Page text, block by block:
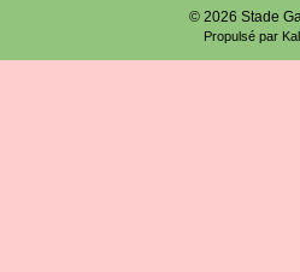
© 2026 Stade
Propulsé par